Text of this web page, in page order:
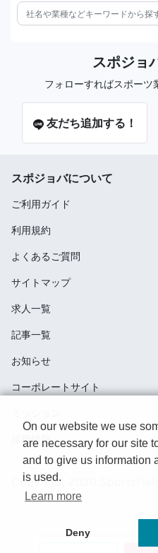
スポジョ
フォローすればスポーツ
友だち追加する！
スポジョバについて
ご利用ガイド
利用規約
よくあるご質問
サイトマップ
求人一覧
記事一覧
お知らせ
コーポレートサイト
採用情報
Copyright 2020
On our website we use
are necessary for our site
and to give us information
is used.
Learn more
Deny